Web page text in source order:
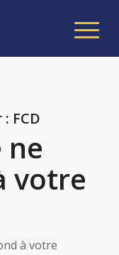
: FCD
ne
votre
à votre